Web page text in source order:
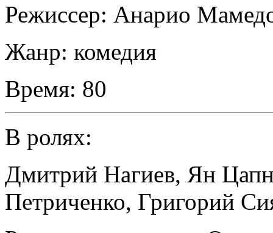
Режиссер: Анарио
Жанр: комедия
Время: 80
В ролях:
Дмитрий Нагиев, Ян
Петриченко, Григорий